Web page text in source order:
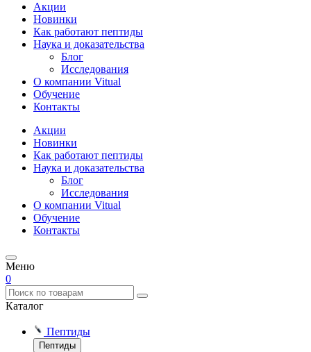
Акции
Новинки
Как работают пептиды
Наука и доказательства
Блог
Исследования
О компании Vitual
Обучение
Контакты
Акции
Новинки
Как работают пептиды
Наука и доказательства
Блог
Исследования
О компании Vitual
Обучение
Контакты
Меню
0
Каталог
Пептиды
Пептиды